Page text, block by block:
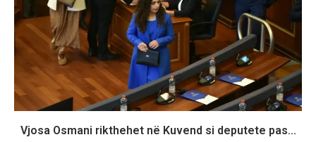
Vjosa Osmani rikthehet në Kuvend si deputete pas...